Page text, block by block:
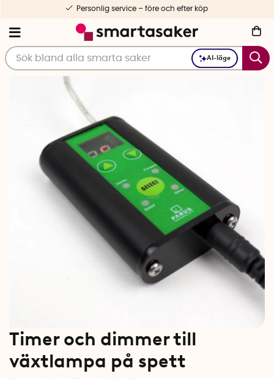
AI-läge
Personlig service – före och efter köp
Timer och dimmer till
växtlampa på spett